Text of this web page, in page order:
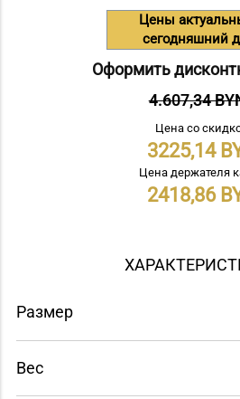
Цены
сегодняшний
Оформить
4.607,34
Цена со
3225,14
Цена держателя
2418,86
Размер
Вес